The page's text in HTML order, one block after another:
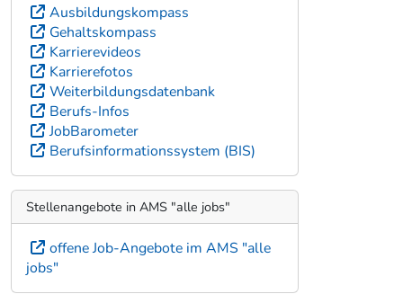
Ausbildungskompass
Gehaltskompass
Karrierevideos
Karrierefotos
Weiterbildungsdatenbank
Berufs-Infos
JobBarometer
Berufsinformationssystem (BIS)
Stellenangebote in AMS "alle jobs"
offene Job-Angebote im AMS "alle
jobs"